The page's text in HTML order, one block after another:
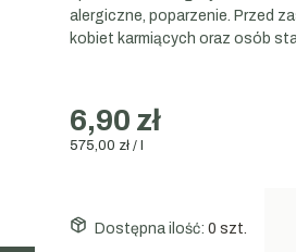
alergiczne, poparzenie. Przed
kobiet karmiących oraz osób
6,90 zł
575,00 zł / l
Dostępna ilość: 0 szt.